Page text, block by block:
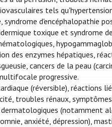
tels
d'encéphalopathie
toxique et syndrome
des enzymes hépatiques,
cancers de la peau
progressive.
(réversible), réactions
troubles rénaux,
(notamment
anxiété, dépression),